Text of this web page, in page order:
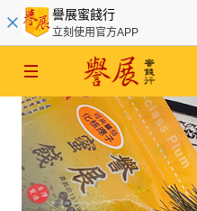
譽展蜜餞行
立刻使用官方APP